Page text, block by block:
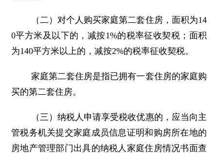
（二）对个人购买家庭第二套住房，面积为14
0平方米及以下的，减按1%的税率征收契税；面积
为140平方米以上的，减按2%的税率征收契税。
家庭第二套住房是指已拥有一套住房的家庭购
买的第二套住房。
（三）纳税人申请享受税收优惠的，应当向主
管税务机关提交家庭成员信息证明和购房所在地的
房地产管理部门出具的纳税人家庭住房情况书面查